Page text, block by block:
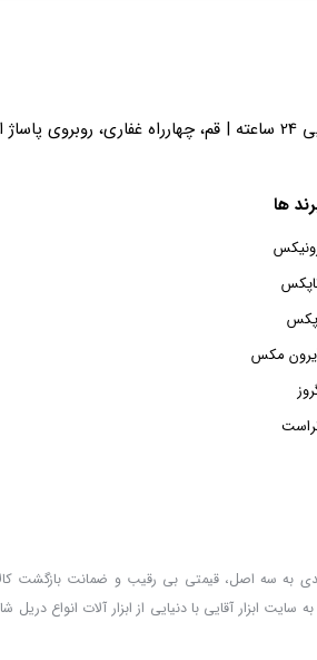
پلاک 136
ها
مکس
به سه اصل، قیمتی بی رقیب و ضمانت بازگشت
ابزار آقایی با دنیایی از ابزار آلات انواع دریل